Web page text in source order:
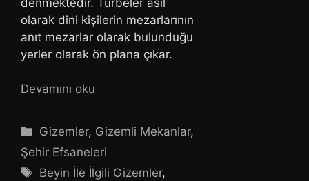
olarak dini kişilerin mezarlarının
anıt mezarlar olarak bulunduğu
yerler olarak ön plana çıkar.
Devamını oku
Kategoriler
Gizemler, Gizemli Mekanlar,
Şehir Efsaneleri
Etiketler
Beyin İle İlgili Gizemler,